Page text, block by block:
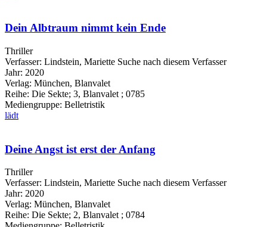
Dein Albtraum nimmt kein Ende
Thriller
Verfasser: Lindstein, Mariette Suche nach diesem Verfasser
Jahr: 2020
Verlag: München, Blanvalet
Reihe: Die Sekte; 3, Blanvalet ; 0785
Mediengruppe: Belletristik
lädt
Deine Angst ist erst der Anfang
Thriller
Verfasser: Lindstein, Mariette Suche nach diesem Verfasser
Jahr: 2020
Verlag: München, Blanvalet
Reihe: Die Sekte; 2, Blanvalet ; 0784